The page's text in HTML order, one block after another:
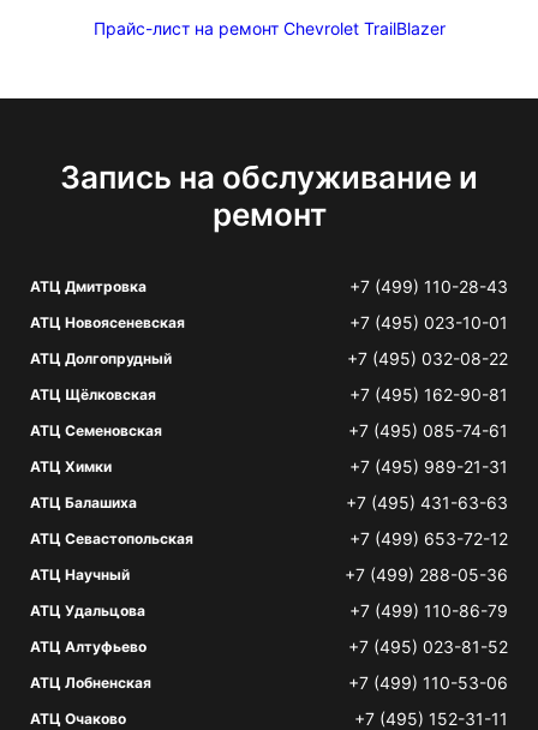
Прайс-лист на ремонт Chevrolet TrailBlazer
Запись на обслуживание и
ремонт
АТЦ Дмитровка +7 (499) 110-28-43
АТЦ Новоясеневская +7 (495) 023-10-01
АТЦ Долгопрудный +7 (495) 032-08-22
АТЦ Щёлковская +7 (495) 162-90-81
АТЦ Семеновская +7 (495) 085-74-61
АТЦ Химки +7 (495) 989-21-31
АТЦ Балашиха +7 (495) 431-63-63
АТЦ Севастопольская +7 (499) 653-72-12
АТЦ Научный +7 (499) 288-05-36
АТЦ Удальцова +7 (499) 110-86-79
АТЦ Алтуфьево +7 (495) 023-81-52
АТЦ Лобненская +7 (499) 110-53-06
АТЦ Очаково +7 (495) 152-31-11